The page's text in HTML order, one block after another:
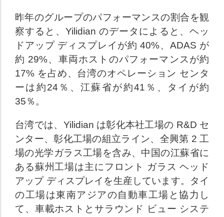
昨年のグループのパフォーマンスの割合を観
察すると、Yilidian のデータによると、ヘッ
ドアップ ディスプレイが約 40%、ADAS が
約 29%、車両ホストのパフォーマンスが約
17% を占め、台湾のオペレーション センタ
ーは約24％、江蘇省が約41％、タイが約
35％。
台湾では、Yilidian は彰化本社工場の R&D セ
ンター、彰化工場の組立ライン、全興第 2 工
場の光学ガラス工場を含み、中国の江蘇省に
ある蘇州工場は主にフロント ガラス ヘッド
アップ ディスプレイを生産しています。タイ
の工場は東南アジアの自動車工場と協力し
て、車載ホストとサラウンド ビュー システ